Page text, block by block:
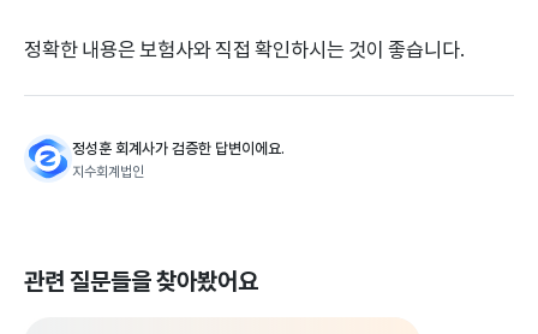
정확한 내용은 보험사와 직접 확인하시는 것이 좋습니다.
정성훈 회계사가 검증한 답변이에요.
지수회계법인
관련 질문들을 찾아봤어요